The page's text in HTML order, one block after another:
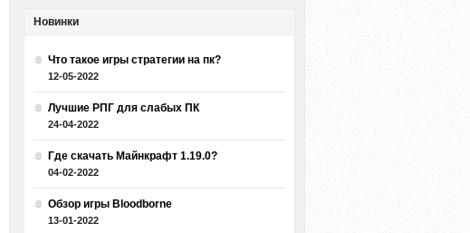
Новинки
Что такое игры стратегии на пк?
12-05-2022
Лучшие РПГ для слабых ПК
24-04-2022
Где скачать Майнкрафт 1.19.0?
04-02-2022
Обзор игры Bloodborne
13-01-2022